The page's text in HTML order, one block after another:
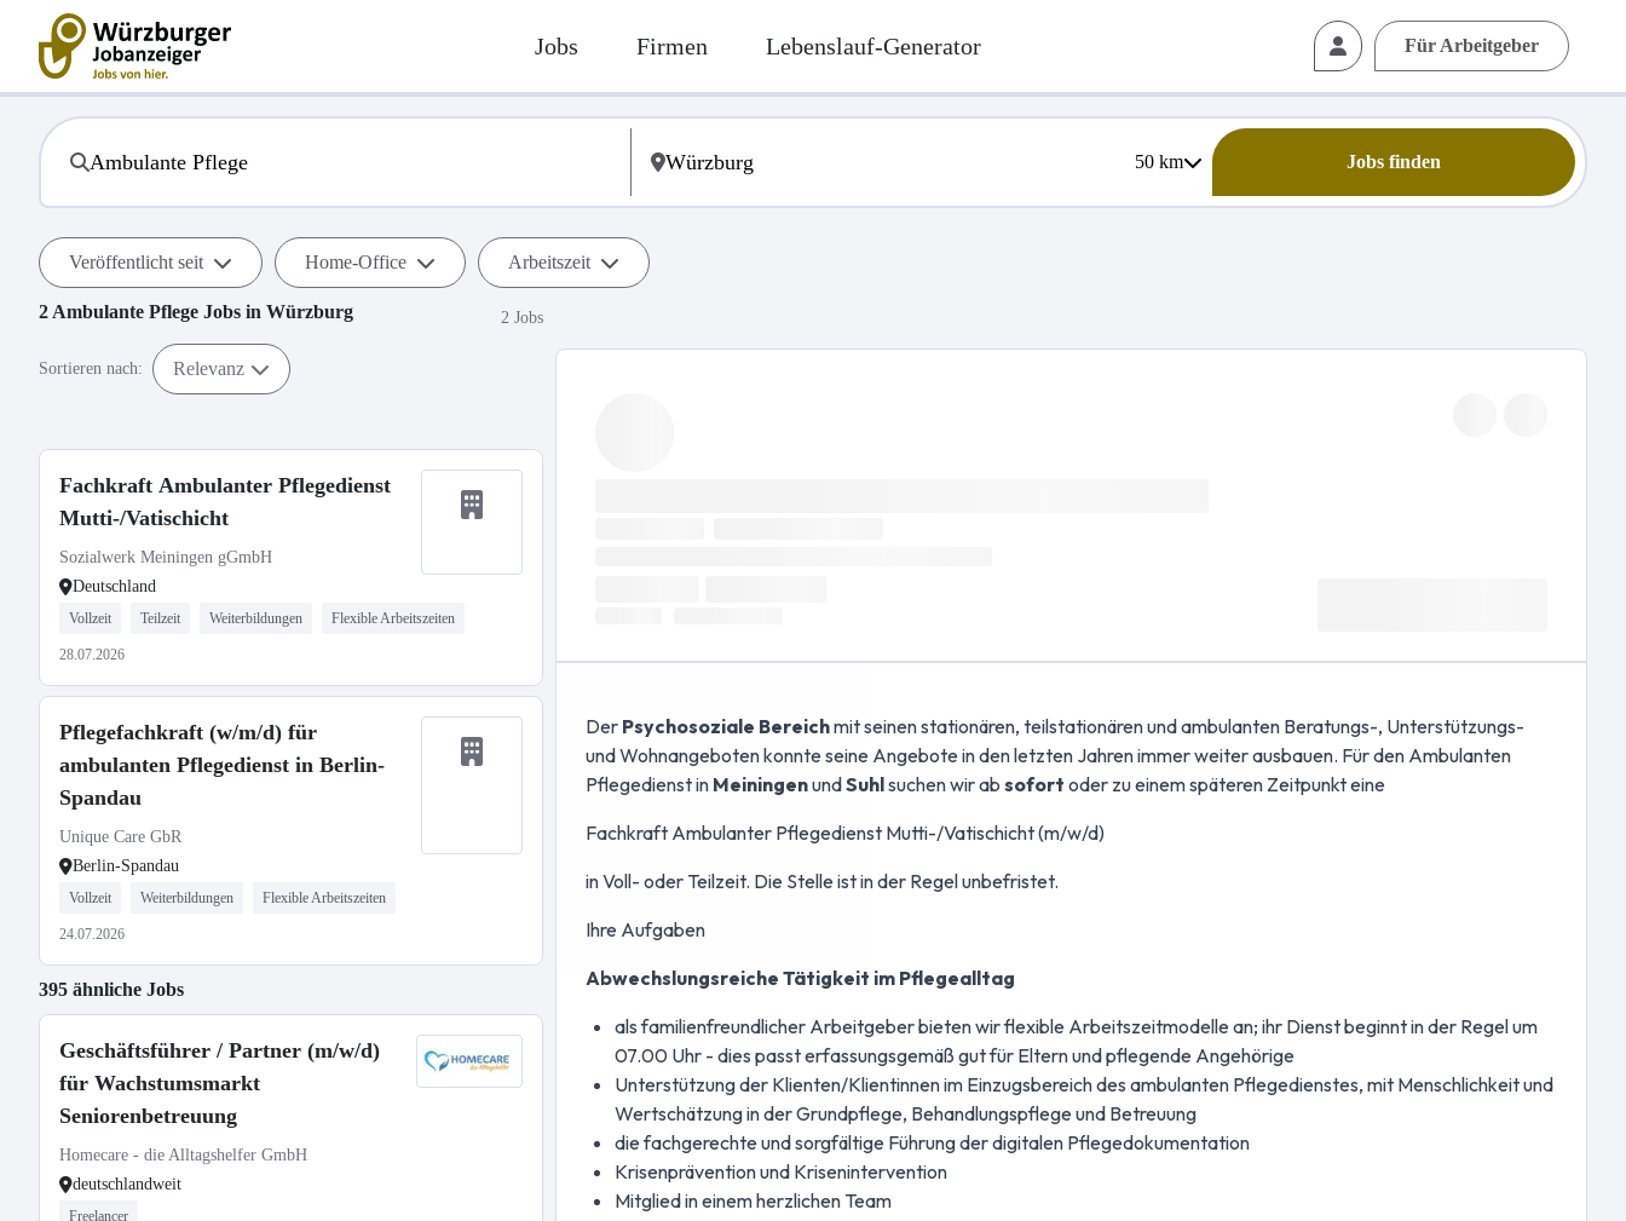
Jobs Firmen Lebenslauf-Generator Für Arbeitgeber
50km Jobs finden
Veröffentlicht seit Home-Office Arbeitszeit
2 Ambulante Pflege Jobs in Würzburg 2 Jobs
Sortieren nach: Relevanz
Fachkraft Ambulanter Pflegedienst
Mutti-/Vatischicht
Sozialwerk Meiningen gGmbH
Deutschland
Vollzeit Teilzeit Weiterbildungen Flexible Arbeitszeiten
28.07.2026
Pflegefachkraft (w/m/d) für
ambulanten Pflegedienst in Berlin-
Spandau
Unique Care GbR
Berlin-Spandau
Vollzeit Weiterbildungen Flexible Arbeitszeiten
24.07.2026
395 ähnliche Jobs
Geschäftsführer / Partner (m/w/d)
für Wachstumsmarkt
Seniorenbetreuung
Homecare - die Alltagshelfer GmbH
deutschlandweit
Freelancer